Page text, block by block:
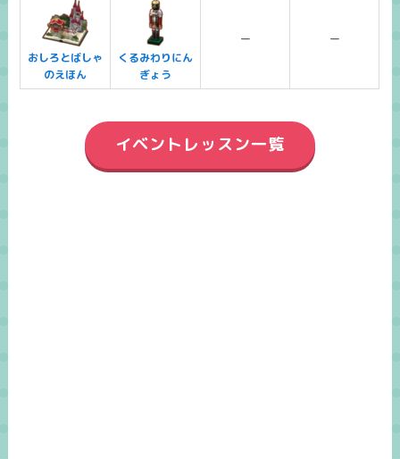
おしろとばしゃ
のえほん
くるみわりにん
ぎょう
ー ー
イベントレッスン一覧